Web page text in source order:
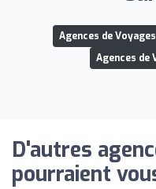
Agences de
Agences de
D'autres
pourraient